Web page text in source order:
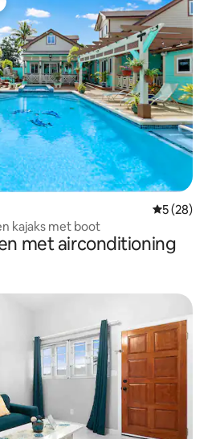
5 (28)
kajaks met boot
met airconditioning